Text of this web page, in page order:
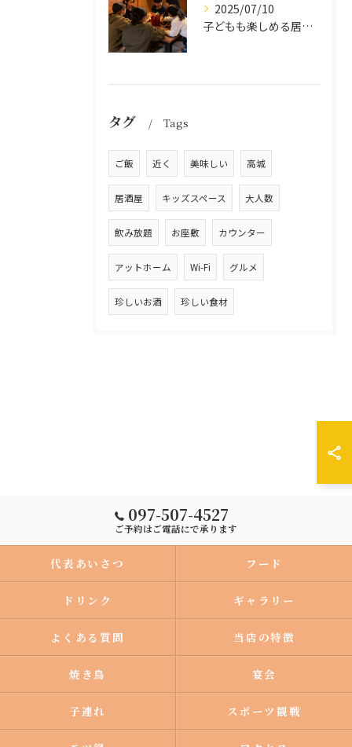
2025/07/10
子どもも楽しめる居酒屋の魅力
タグ Tags
ご飯 近く 美味しい 高城
居酒屋 キッズスペース 大人数
飲み放題 お座敷 カウンター
アットホーム Wi-Fi グルメ
珍しいお酒 珍しい食材
097-507-4527
ご予約はご電話にで承ります
代表あいさつ フード
ドリンク ギャラリー
よくある質問 当店の特徴
焼き鳥 宴会
子連れ スポーツ観戦